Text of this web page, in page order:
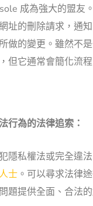
成為強大的盟友
址的刪除請求，通
做的變更。雖然不
但它通常會簡化流程
行為的法律追索：
隱私權法或完全違
士。可以尋求法律
題提供全面、合法